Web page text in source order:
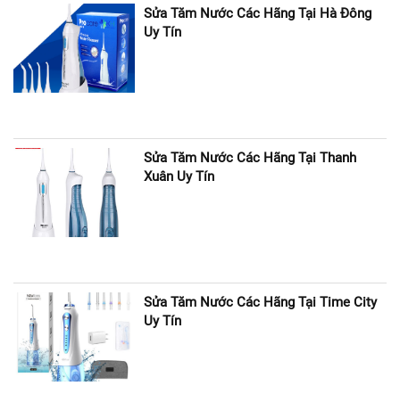
Sửa Tăm Nước Các Hãng Tại Hà Đông
Uy Tín
Sửa Tăm Nước Các Hãng Tại Thanh
Xuân Uy Tín
Sửa Tăm Nước Các Hãng Tại Time City
Uy Tín